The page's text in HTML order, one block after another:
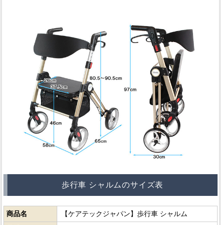
歩行車 シャルムのサイズ表
商品名
【ケアテックジャパン】歩行車 シャルム